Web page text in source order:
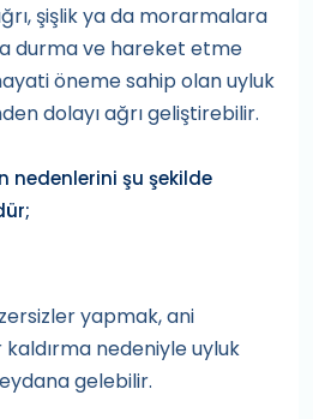
şişlik ya da morarmalara
durma ve hareket etme
öneme sahip olan uyluk
dolayı ağrı geliştirebilir.
nedenlerini şu şekilde
yapmak, ani
nedeniyle uyluk
gelebilir.